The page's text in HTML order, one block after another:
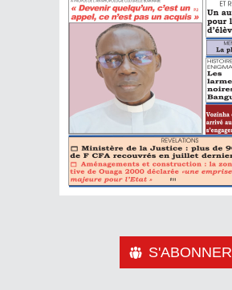
S'ABONNER